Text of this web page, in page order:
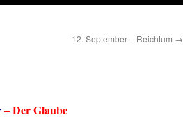
12. September – Reichtum →
– Der Glaube